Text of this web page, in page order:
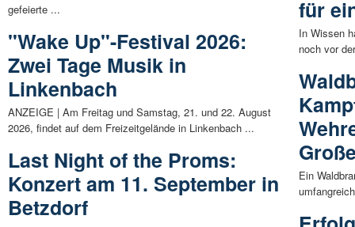
gefeierte ...
"Wake Up"-Festival 2026:
Zwei Tage Musik in
Linkenbach
ANZEIGE | Am Freitag und Samstag, 21. und 22. August
2026, findet auf dem Freizeitgelände in Linkenbach ...
Last Night of the Proms:
Konzert am 11. September in
Betzdorf
für
In Wissen
noch vor
Ein